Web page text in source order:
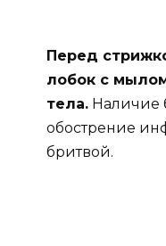
Перед
лобок с
тела. Наличие
обострение
бритвой.